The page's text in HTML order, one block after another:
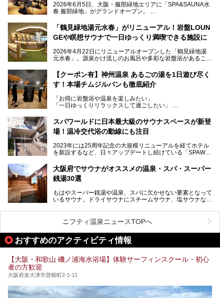
2026年6月5日、大阪・服部緑地エリアに「SPA&SAUNA水
春 服部緑地」がグランドオープン。
当初の計画から約5年の時を経て誕生した本施設は、温泉・
サウナ・岩盤浴・フィットネス・ラウンジ・レストランなど
を融合した、これまでの“水春”のイメージをさらに進化させ
今回はオープン前の内覧会に参加し、館内のこだわりポイン
サウナー注目の3種のサウナや160cmの深水風呂、没入感の
高い岩盤浴エリア、日本最大の台数を誇る最新AIフィットネ
スマシンなど、見どころ満載の館内を詳しくご紹介します。
「鶴見緑地湯元水春」がリニューアル！岩盤LOUN
GEや瞑想サウナで一日ゆっくり満喫できる施設に
2026年4月22日にリニューアルオープンした「鶴見緑地湯
元水春」。源泉かけ流しのお風呂や多彩な岩盤浴があること
に“一日中くつろげる場所”としてパワーアップしています。
今回のリニューアルでは、新たに登場した瞑想サウナをはじ
見どころが盛りだくさん。日常の疲れを癒やしたい方はもち
ろん、休日にゆったり過ごしたい方にもぴったりの内容とな
本記事では、そんなリニューアル後の注目ポイントを詳しく
紹介します。これから「鶴見緑地湯元水春」に訪れる方や、
い。
【クーポン有】神州温泉 あるごの湯を1日遊び尽く
す！本場チムジルバンも徹底紹介
「お得に岩盤浴や温泉を楽しみたい」
「一日ゆっくりリラックスして過ごしたい」
利用できる「神州温泉 あるごの湯」です。
あるごの湯は、大阪府豊中市にある日帰り温浴施設で、阪急
チムジルバン（岩盤浴）を中心に、発汗・リラックス・漫画
タイムまで満喫できる長時間滞在型の施設なので、一日中ゆ
る迫力ある熱波パフォーマンスも毎日行われており、“とと
のう”体験をしっかり楽しめるのもポイントです。
ケやボウリングといった遊び場もあり、友人同士やカップル
で“遊び+癒し”の一日を過ごすのにもぴったり。
処にいたるまで魅力をたっぷり堪能してきたので、その全容
スパワールドに日本最大級のサウナスペースが新登
場！温冷交代浴の動線にも注目
2023年には25周年記念の大規模リニューアルを経てホテル
を新設するなど、日々アップデートし続けている「SPAWO
そんなスパワールドが2025年11月15日（土）に、新たな浴
室や日本最大級140人収容の大規模サウナを携えてリニュー
アルオープン！浴室である4F・6Fそれぞれにリニューアル
大規模リニューアルの全容を確認すべく、リニューアルプレ
オープンイベントに行ってきました！今回はそのリニューア
大阪府でサウナがオススメの温泉・スパ・スーパー
銭湯30選
もはやスーパー銭湯や温泉、スパに欠かせない要素となって
いるサウナ。ドライサウナにスチームサウナ、塩サウナな
ペース、ロウリュウなど、心ゆくまで楽しむためのサービス
が充実した施設も多くみられます。
今回はそんなサウナにこだわった、大阪府内のオススメ温
泉・銭湯・スパを30件紹介したいと思います！
ニフティ温泉ニュースTOPへ
おすすめのアクティビティ情報
【大阪・和歌山 磯ノ浦海水浴場】体験サーフィンスクール・初心
者の方歓迎
大阪府泉大津市曽根町2-1-11